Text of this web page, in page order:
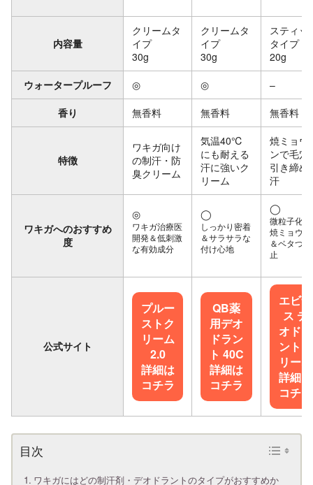
内容量
クリームタ
イプ
30g
クリームタ
イプ
30g
スティッ
タイプ
20g
ウォータープルーフ
◎ ◎
–
香り
無香料 無香料 無香料
特徴
ワキガ向け
の制汗・防
臭クリーム
気温40℃
にも耐える
汗に強いク
リーム
焼ミョウ
ンで毛穴
引き締め
汗
ワキガへのおすすめ
度
◎
ワキガ治療医
開発＆低刺激
な有効成分
◯
しっかり密着
＆サラサラな
付け心地
◯
微粒子化
焼ミョウ
＆ベタつ
止
公式サイト
プルー
ストク
リーム
2.0
詳細は
コチラ
QB薬
用デオ
ドラン
ト 40C
詳細は
コチラ
エビナ
ス デ
オドラ
ントク
リーム
詳細は
コチラ
ワキガにはどの制汗剤・デオドラントのタイプがおすすめか